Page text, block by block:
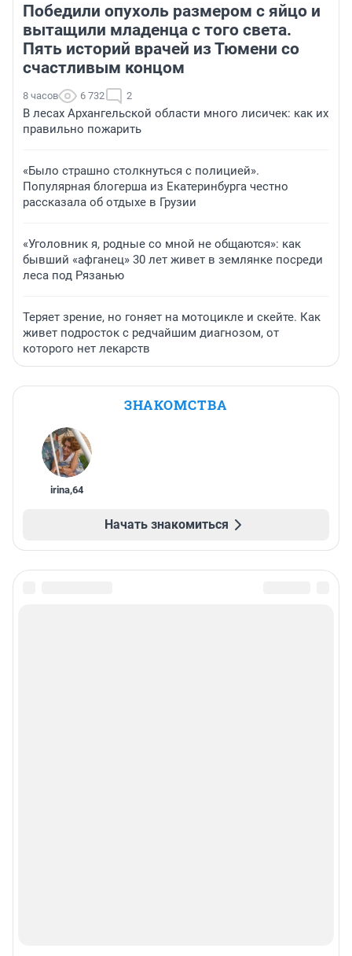
Победили опухоль размером с яйцо и
вытащили младенца с того света.
Пять историй врачей из Тюмени со
счастливым концом
8 часов 6 732 2
В лесах Архангельской области много лисичек: как их
правильно пожарить
«Было страшно столкнуться с полицией».
Популярная блогерша из Екатеринбурга честно
рассказала об отдыхе в Грузии
«Уголовник я, родные со мной не общаются»: как
бывший «афганец» 30 лет живет в землянке посреди
леса под Рязанью
Теряет зрение, но гоняет на мотоцикле и скейте. Как
живет подросток с редчайшим диагнозом, от
которого нет лекарств
ЗНАКОМСТВА
irina,64
Начать знакомиться